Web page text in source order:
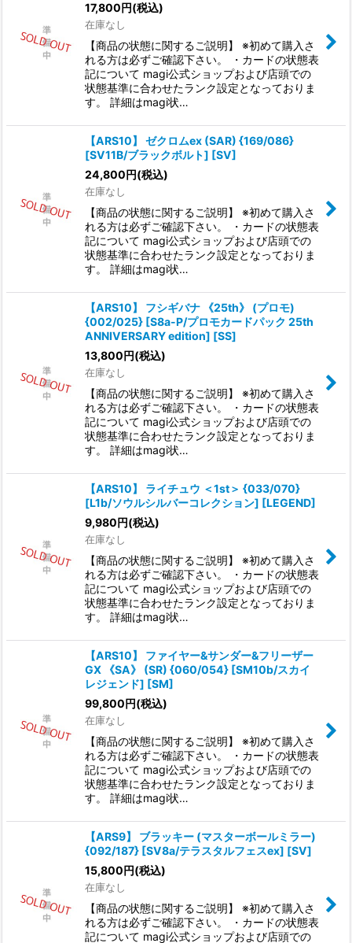
17,800円(税込)
在庫なし
【商品の状態に関するご説明】 ※初めて購入さ
れる方は必ずご確認下さい。 ・カードの状態表
記について magi公式ショップおよび店頭での
状態基準に合わせたランク設定となっておりま
す。 詳細はmagi状…
【ARS10】 ゼクロムex (SAR) {169/086}
[SV11B/ブラックボルト] [SV]
24,800円(税込)
在庫なし
【商品の状態に関するご説明】 ※初めて購入さ
れる方は必ずご確認下さい。 ・カードの状態表
記について magi公式ショップおよび店頭での
状態基準に合わせたランク設定となっておりま
す。 詳細はmagi状…
【ARS10】 フシギバナ 《25th》 (プロモ)
{002/025} [S8a-P/プロモカードパック 25th
ANNIVERSARY edition] [SS]
13,800円(税込)
在庫なし
【商品の状態に関するご説明】 ※初めて購入さ
れる方は必ずご確認下さい。 ・カードの状態表
記について magi公式ショップおよび店頭での
状態基準に合わせたランク設定となっておりま
す。 詳細はmagi状…
【ARS10】 ライチュウ ＜1st＞ {033/070}
[L1b/ソウルシルバーコレクション] [LEGEND]
9,980円(税込)
在庫なし
【商品の状態に関するご説明】 ※初めて購入さ
れる方は必ずご確認下さい。 ・カードの状態表
記について magi公式ショップおよび店頭での
状態基準に合わせたランク設定となっておりま
す。 詳細はmagi状…
【ARS10】 ファイヤー&サンダー&フリーザー
GX 《SA》 (SR) {060/054} [SM10b/スカイ
レジェンド] [SM]
99,800円(税込)
在庫なし
【商品の状態に関するご説明】 ※初めて購入さ
れる方は必ずご確認下さい。 ・カードの状態表
記について magi公式ショップおよび店頭での
状態基準に合わせたランク設定となっておりま
す。 詳細はmagi状…
【ARS9】 ブラッキー (マスターボールミラー)
{092/187} [SV8a/テラスタルフェスex] [SV]
15,800円(税込)
在庫なし
【商品の状態に関するご説明】 ※初めて購入さ
れる方は必ずご確認下さい。 ・カードの状態表
記について magi公式ショップおよび店頭での